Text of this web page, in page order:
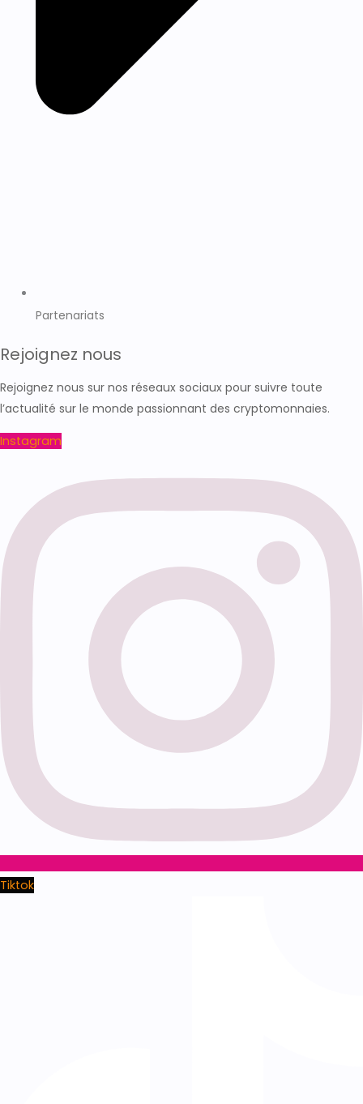
Partenariats
Rejoignez nous
Rejoignez nous sur nos réseaux sociaux pour suivre toute
l’actualité sur le monde passionnant des cryptomonnaies.
Instagram
Tiktok